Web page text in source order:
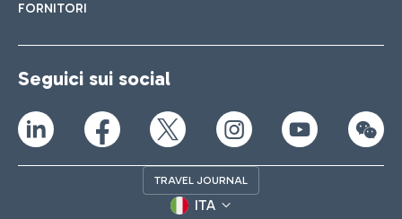
FORNITORI
Seguici sui social
TRAVEL JOURNAL
ITA